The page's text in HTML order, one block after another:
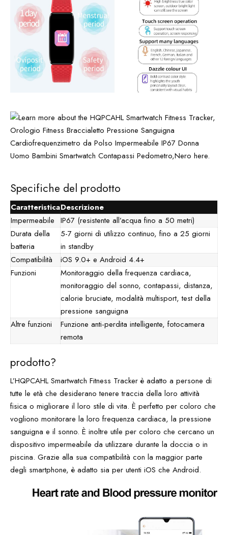
Specifiche del prodotto
CaratteristicaDescrizione
Impermeabile IP67 (resistente all’acqua fino a 50 metri)
Durata della
batteria
5-7 giorni di utilizzo continuo, fino a 25 giorni
in standby
Compatibilità
iOS 9.0+ e Android 4.4+
Funzioni
Monitoraggio della frequenza cardiaca,
monitoraggio del sonno, contapassi, distanza,
calorie bruciate, modalità multisport, test della
pressione sanguigna
Altre funzioni
Funzione anti-perdita intelligente, fotocamera
remota
prodotto?
L’HQPCAHL Smartwatch Fitness Tracker è adatto a persone di
tutte le età che desiderano tenere traccia della loro attività
fisica o migliorare il loro stile di vita. È perfetto per coloro che
vogliono monitorare la loro frequenza cardiaca, la pressione
sanguigna e il sonno. È inoltre utile per coloro che cercano un
dispositivo impermeabile da utilizzare durante la doccia o in
piscina. Grazie alla sua compatibilità con la maggior parte
degli smartphone, è adatto sia per utenti iOS che Android.